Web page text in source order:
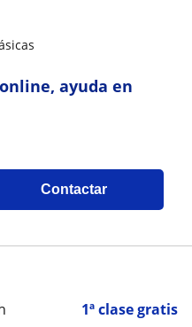
ayuda en
Contactar
1ª clase gratis